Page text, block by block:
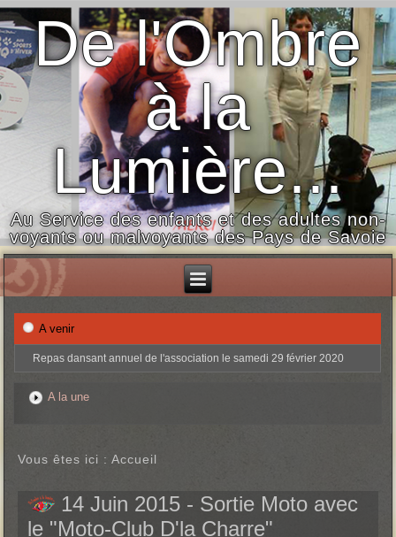
De l'Ombre
à la
Lumière...
Au Service des enfants et des adultes non-
voyants ou malvoyants des Pays de Savoie
A venir
Repas dansant annuel de l'association le samedi 29 février 2020
A la une
Vous êtes ici :Accueil
14 Juin 2015 - Sortie Moto avec
le "Moto-Club D'la Charre"